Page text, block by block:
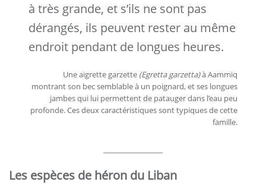
à très grande, et s’ils ne sont pas
dérangés, ils peuvent rester au même
endroit pendant de longues heures.
Une aigrette garzette (Egretta garzetta)à Aammiq
montrant son bec semblable à un poignard, et ses longues
jambes qui lui permettent de patauger dans l’eau peu
profonde. Ces deux caractéristiques sont typiques de cette
famille.
Les espèces de héron du Liban